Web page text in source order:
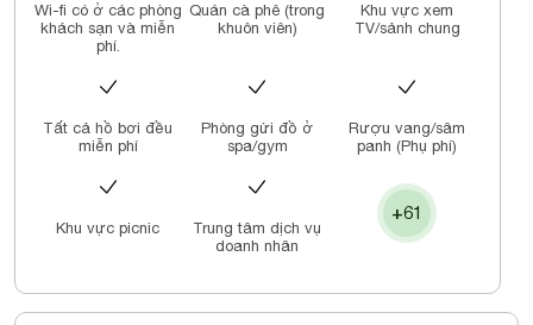
Wi-fi có ở các phòng
khách sạn và miễn
phí.
Quán cà phê (trong
khuôn viên)
Khu vực xem
TV/sảnh chung
Tất cả hồ bơi đều
miễn phí
Phòng gửi đồ ở
spa/gym
Rượu vang/sâm
panh (Phụ phí)
Khu vực picnic
Trung tâm dịch vụ
doanh nhân
+61